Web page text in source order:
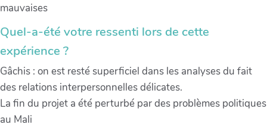
mauvaises
Quel-a-été votre ressenti lors de cette
expérience ?
Gâchis : on est resté superficiel dans les analyses du fait
des relations interpersonnelles délicates.
La fin du projet a été perturbé par des problèmes politiques
au Mali